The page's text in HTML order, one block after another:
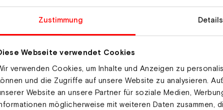
Zustimmung Details
Webseite verwendet Cookies
verwenden Cookies, um Inhalte und Anzeigen zu
und die Zugriffe auf unsere Website zu analysieren.
Website an unsere Partner für soziale Medien,
möglicherweise mit weiteren Daten
zu ziehen, Erfolge zu feiern und sich gemeinsam
des Österreichischen Skiverbandes als
Scherer
Länderkonferenz stand zunächst eine
Präsidentin, den Vizepräsidenten, der